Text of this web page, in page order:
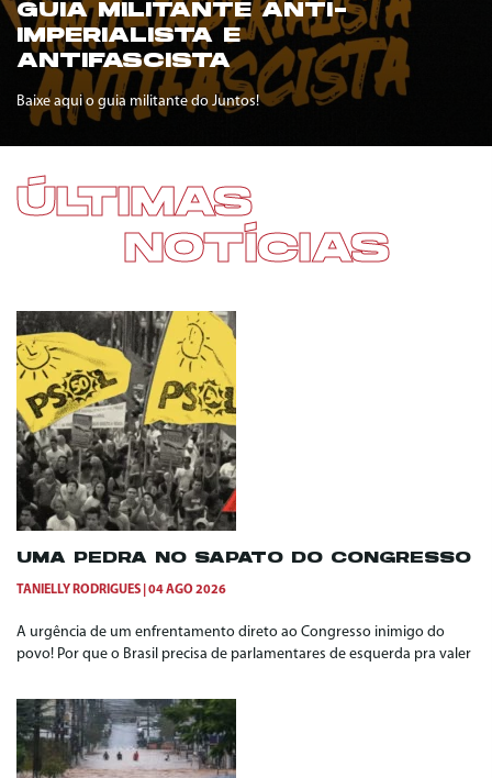
GUIA MILITANTE ANTI-
IMPERIALISTA E
ANTIFASCISTA
Baixe aqui o guia militante do Juntos!
ÚLTIMAS
NOTÍCIAS
UMA PEDRA NO SAPATO DO CONGRESSO
TANIELLY RODRIGUES 04 AGO 2026
A urgência de um enfrentamento direto ao Congresso inimigo do
povo! Por que o Brasil precisa de parlamentares de esquerda pra valer